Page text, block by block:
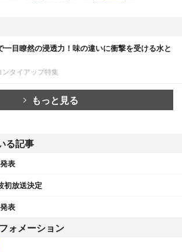
一目瞭然の浸透力！味の違いに衝撃を受ける水と
ンタイアップ特集
もっと見る
る記事
表
初放送決定
表
ォメーション